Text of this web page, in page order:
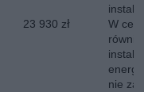
23 930 zł
W
nie